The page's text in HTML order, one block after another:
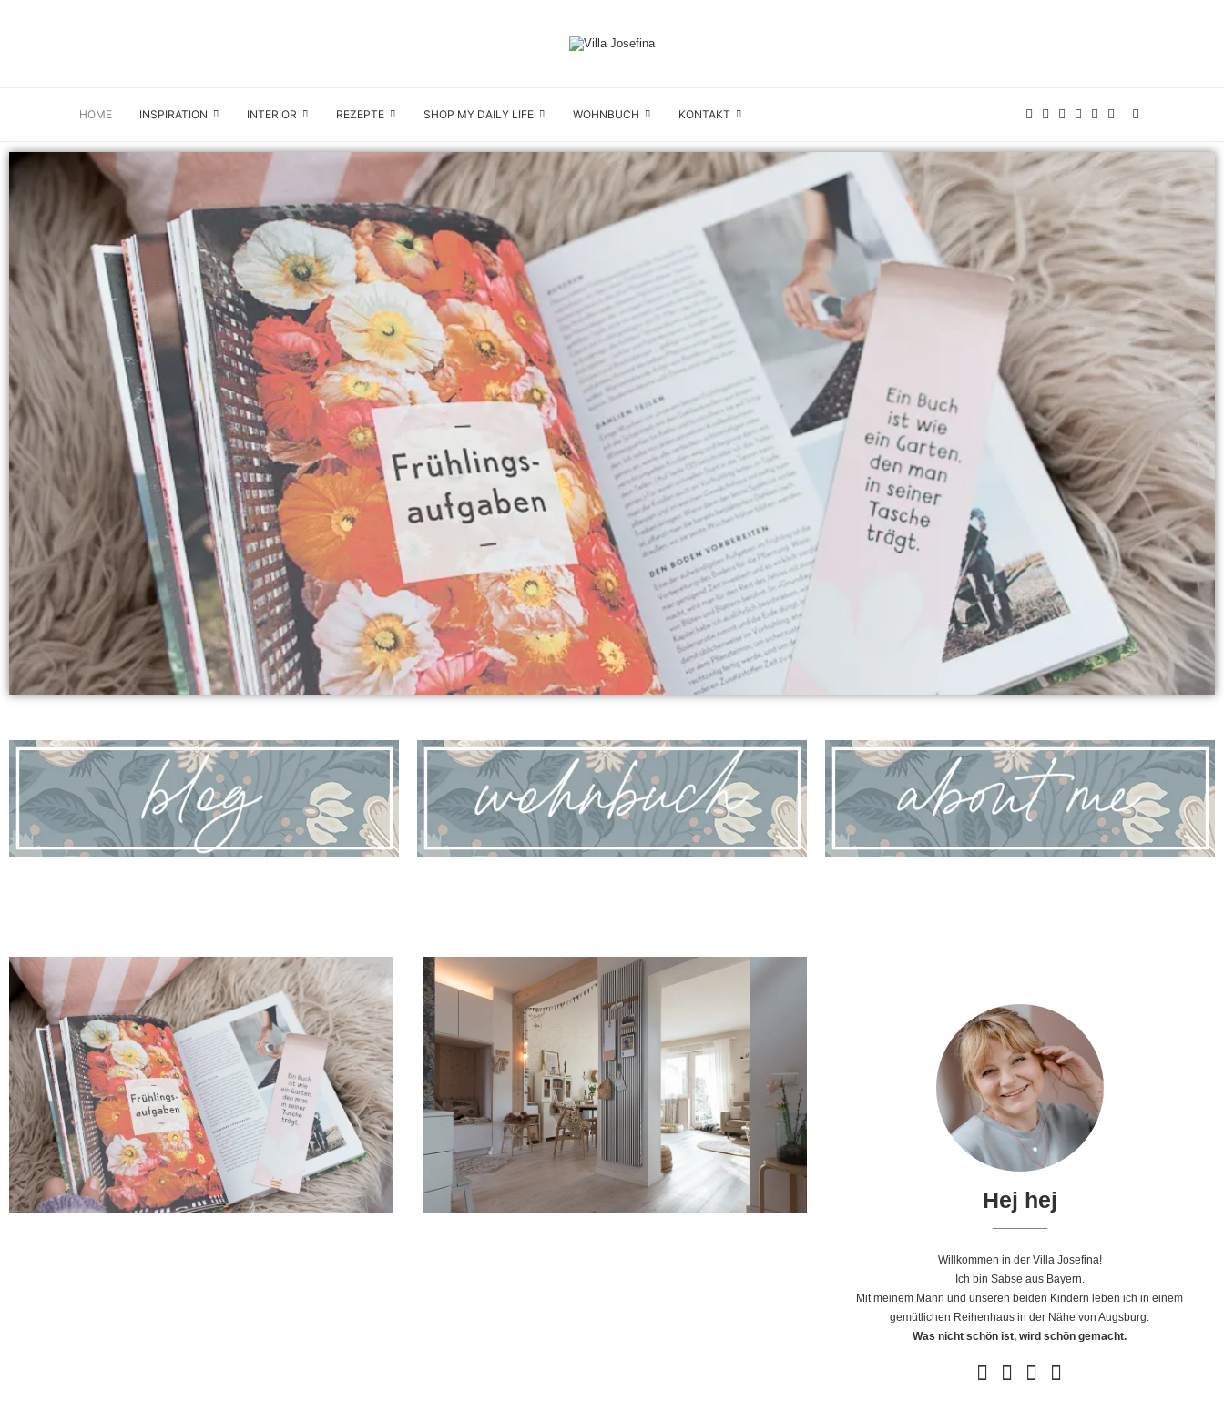
HOME INSPIRATION INTERIOR REZEPTE SHOP MY DAILY LIFE WOHNBUCH KONTAKT
Hej hej
Willkommen in der Villa Josefina!
Ich bin Sabse aus Bayern.
Mit meinem Mann und unseren beiden Kindern leben ich in einem
gemütlichen Reihenhaus in der Nähe von Augsburg.
Was nicht schön ist, wird schön gemacht.